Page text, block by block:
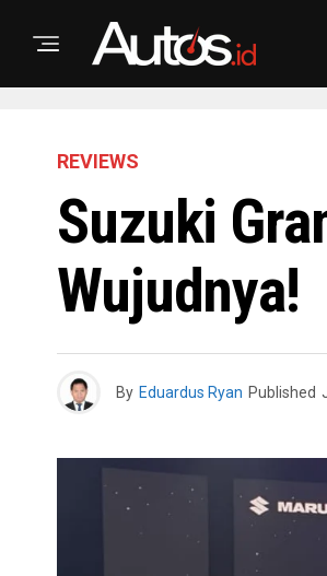
REVIEWS
Suzuki
Wujudnya!
By Eduardus Ryan Published